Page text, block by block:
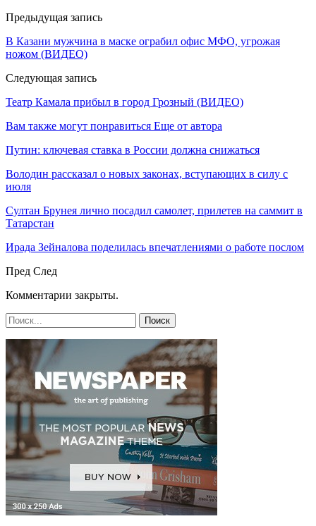
Предыдущая запись
В Казани мужчина в маске ограбил офис МФО, угрожая
ножом (ВИДЕО)
Следующая запись
Театр Камала прибыл в город Грозный (ВИДЕО)
Вам также могут понравиться Еще от автора
Путин: ключевая ставка в России должна снижаться
Володин рассказал о новых законах, вступающих в силу с
июля
Султан Брунея лично посадил самолет, прилетев на саммит в
Татарстан
Ирада Зейналова поделилась впечатлениями о работе послом
Пред След
Комментарии закрыты.